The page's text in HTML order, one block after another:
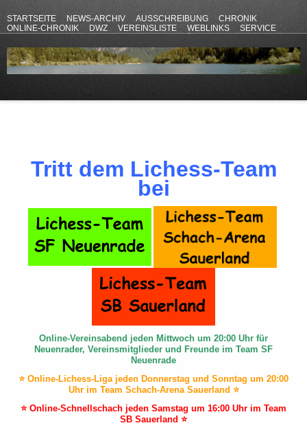
STARTSEITE NEWS-ARCHIV AUSSCHREIBUNG
CHRONIK
ONLINE-CHRONIK
DWZ VEREINSLISTE WEBLINKS
SERVICE
Tritt dem Lichess-Team
bei
Online-Vereinsabend jeden Mittwoch um 20:00 Uhr für
Neuenrader, Vereinsmitglieder und Freunde im Team SF
Neuenrade
⭐ Online-Lichess-Liga jeden Donnerstag und Sonntag um 20:00
Uhr im Team Schach-Arena Sauerland ⭐
⭐ Online-Schnellschach jeden Samstag um 16:00 Uhr im Team
SB Sauerland ⭐